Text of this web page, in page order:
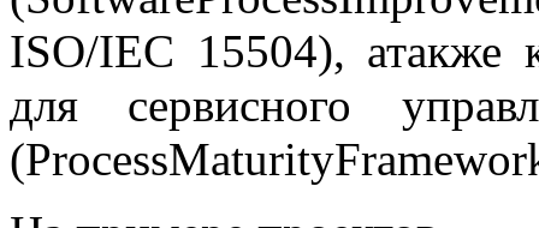
ISO/IEC 15504), атакже
для сервисного